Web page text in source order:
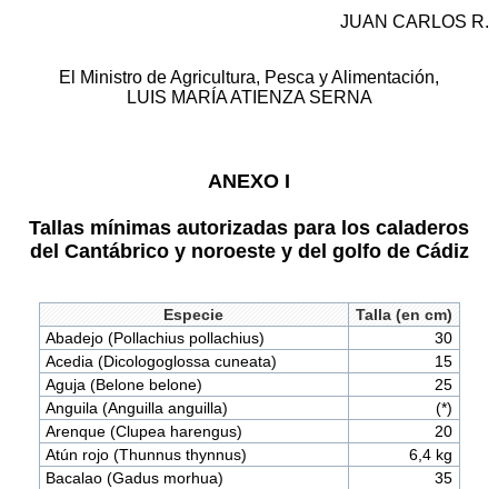
JUAN CARLOS R.
El Ministro de Agricultura, Pesca y Alimentación,
LUIS MARÍA ATIENZA SERNA
ANEXO I
Tallas mínimas autorizadas para los caladeros
del Cantábrico y noroeste y del golfo de Cádiz
Especie
Talla (en cm)
Abadejo (Pollachius pollachius)
30
Acedia (Dicologoglossa cuneata)
15
Aguja (Belone belone)
25
Anguila (Anguilla anguilla)
(*)
Arenque (Clupea harengus)
20
Atún rojo (Thunnus thynnus)
6,4 kg
Bacalao (Gadus morhua)
35